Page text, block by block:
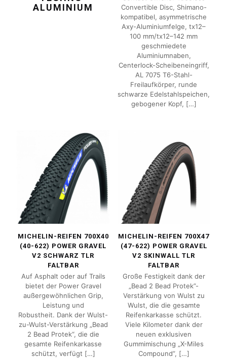
ALUMINIUM
Convertible Disc, Shimano-
kompatibel, asymmetrische
Axy-Aluminiumfelge, tx12–
100 mm/tx12–142 mm
geschmiedete
Aluminiumnaben,
Centerlock-Scheibeneingriff,
AL 7075 T6-Stahl-
Freilaufkörper, runde
schwarze Edelstahlspeichen,
gebogener Kopf, […]
MICHELIN-REIFEN 700X40
(40-622) POWER GRAVEL
V2 SCHWARZ TLR
FALTBAR
Auf Asphalt oder auf Trails
bietet der Power Gravel
außergewöhnlichen Grip,
Leistung und
Robustheit. Dank der Wulst-
zu-Wulst-Verstärkung „Bead
2 Bead Protek“, die die
gesamte Reifenkarkasse
schützt, verfügt […]
MICHELIN-REIFEN 700X47
(47-622) POWER GRAVEL
V2 SKINWALL TLR
FALTBAR
Große Festigkeit dank der
„Bead 2 Bead Protek”-
Verstärkung von Wulst zu
Wulst, die die gesamte
Reifenkarkasse schützt.
Viele Kilometer dank der
neuen exklusiven
Gummimischung „X-Miles
Compound”, […]